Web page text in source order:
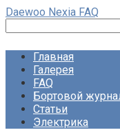
Перейти
контенту
Daewoo Nexia FAQ
Главная
Галерея
FAQ
Бортовой
Статьи
Электрика